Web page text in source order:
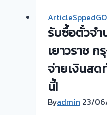
ทอง
รับ
ไถ่ถ
โรง
ร้าน
รับซื้อตั๋วจ
เยาวราช ก
จ่ายเงินส
นี้!
Byadmin 23/